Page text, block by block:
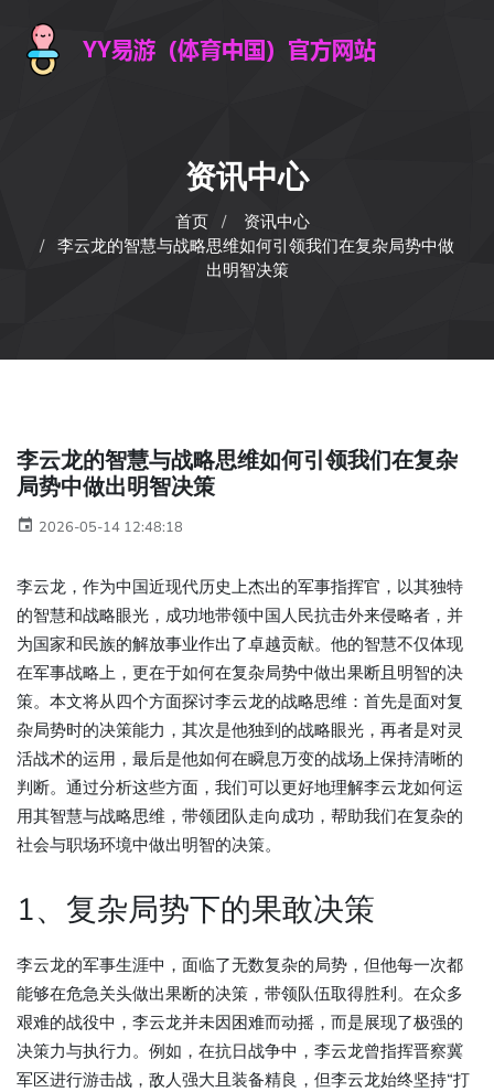
资讯中心
首页
资讯中心
李云龙的智慧与战略思维如何引领我们在复杂局势中做
出明智决策
李云龙的智慧与战略思维如何引领我们在复杂
局势中做出明智决策
2026-05-14 12:48:18
李云龙，作为中国近现代历史上杰出的军事指挥官，以其独特
的智慧和战略眼光，成功地带领中国人民抗击外来侵略者，并
为国家和民族的解放事业作出了卓越贡献。他的智慧不仅体现
在军事战略上，更在于如何在复杂局势中做出果断且明智的决
策。本文将从四个方面探讨李云龙的战略思维：首先是面对复
杂局势时的决策能力，其次是他独到的战略眼光，再者是对灵
活战术的运用，最后是他如何在瞬息万变的战场上保持清晰的
判断。通过分析这些方面，我们可以更好地理解李云龙如何运
用其智慧与战略思维，带领团队走向成功，帮助我们在复杂的
社会与职场环境中做出明智的决策。
1、复杂局势下的果敢决策
李云龙的军事生涯中，面临了无数复杂的局势，但他每一次都
能够在危急关头做出果断的决策，带领队伍取得胜利。在众多
艰难的战役中，李云龙并未因困难而动摇，而是展现了极强的
决策力与执行力。例如，在抗日战争中，李云龙曾指挥晋察冀
军区进行游击战，敌人强大且装备精良，但李云龙始终坚持“打